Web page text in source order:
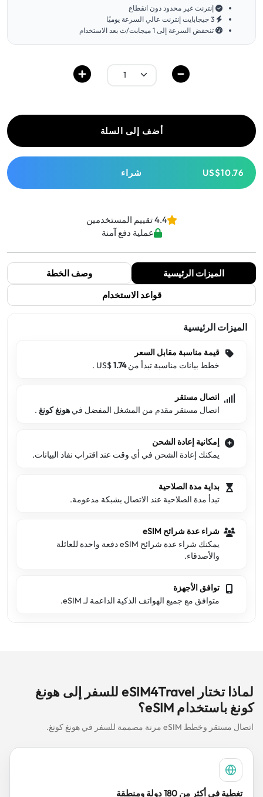
إنترنت غير محدود دون انقطاع
3 جيجابايت إنترنت عالي السرعة يوميًا
تنخفض السرعة إلى 1 ميجابت/ث بعد الاستخدام
أضف إلى السلة
شراء US$10.76
4.4 تقييم المستخدمين
عملية دفع آمنة
الميزات الرئيسية
وصف الخطة
قواعد الاستخدام
الميزات الرئيسية
قيمة مناسبة مقابل السعر
خطط بيانات مناسبة تبدأ من US$1.74
.
اتصال مستقر
اتصال مستقر مقدم من المشغل المفضل في هونغ كونغ .
إمكانية إعادة الشحن
يمكنك إعادة الشحن في أي وقت عند اقتراب نفاد البيانات.
بداية مدة الصلاحية
تبدأ مدة الصلاحية عند الاتصال بشبكة مدعومة.
شراء عدة شرائح eSIM
يمكنك شراء عدة شرائح eSIM دفعة واحدة للعائلة
والأصدقاء.
توافق الأجهزة
متوافق مع جميع الهواتف الذكية الداعمة لـ eSIM.
لماذا تختار eSIM4Travel للسفر إلى هونغ
كونغ باستخدام eSIM؟
اتصال مستقر وخطط eSIM مرنة مصممة للسفر في هونغ كونغ.
تغطية في أكثر من 180 دولة ومنطقة